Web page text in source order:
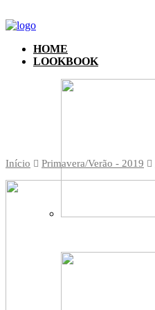
HOME
LOOKBOOK
Início Primavera/Verão - 2019